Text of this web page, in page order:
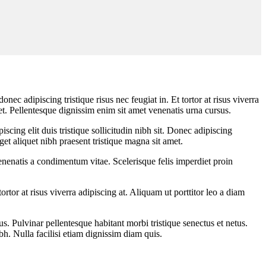
adipiscing tristique risus nec feugiat in. Et tortor at risus viverra
dignissim enim sit amet venenatis urna cursus.
elit duis tristique sollicitudin nibh sit. Donec adipiscing
aliquet nibh praesent tristique magna sit amet.
a condimentum vitae. Scelerisque felis imperdiet proin
at risus viverra adipiscing at. Aliquam ut porttitor leo a diam
Pulvinar pellentesque habitant morbi tristique senectus et netus.
Nulla facilisi etiam dignissim diam quis.